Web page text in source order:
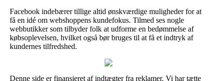
Facebook indebærer tillige altid ønskværdige muligheder for at
få en idé om webshoppens kundefokus. Tilmed ses nogle
webbutikker som tilbyder folk at udforme en bedømmelse af
købsoplevelsen, hvilket også bør bruges til at få et indtryk af
kundernes tilfredshed.
Denne side er finansieret af indtægter fra reklamer. Vi har tætte